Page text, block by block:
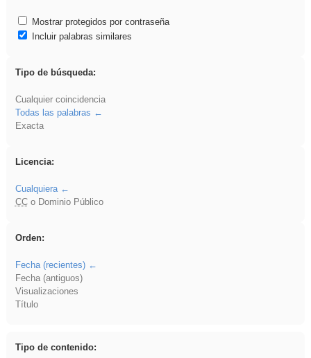
Mostrar protegidos por contraseña
Incluir palabras similares
Tipo de búsqueda:
Cualquier coincidencia
Todas las palabras
Exacta
Licencia:
Cualquiera
CCo Dominio Público
Orden:
Fecha (recientes)
Fecha (antiguos)
Visualizaciones
Título
Tipo de contenido: